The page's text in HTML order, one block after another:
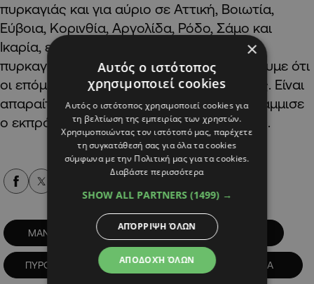
πυρκαγιάς και για αύριο σε Αττική, Βοιωτία,
Εύβοια, Κορινθία, Αργολίδα, Ρόδο, Σάμο και
Ικαρία, ενώ παραμένει υψηλός ο κίνδυνος
πυρκαγιάς σχεδόν σε όλη τη χώρα. Τονίζουμε ότι
οι επόμενες μέρες θα είναι πολύ δύσκολες. Είναι
απαραίτητη η προσοχή όλων μας» υπογράμμισε
ο εκπρόσωπος Τύπου της Πυροσβεστικής.
ΜΑΝΔΡΑ ΜΑΧΗ Πυρκαγιές
ΠΥΡΟΣΒΕΣΤΕΣ ΦΛΟΓΕΣ ΦΩΤΙΑ
×
Αυτός ο ιστότοπος
χρησιμοποιεί cookies
Αυτός ο ιστότοπος χρησιμοποιεί cookies για
τη βελτίωση της εμπειρίας των χρηστών.
Χρησιμοποιώντας τον ιστότοπό μας, παρέχετε
τη συγκατάθεσή σας για όλα τα cookies
σύμφωνα με την Πολιτική μας για τα cookies.
Διαβάστε περισσότερα
SHOW ALL PARTNERS (1499) →
ΑΠΟΔΟΧΉ ΌΛΩΝ
ΑΠΌΡΡΙΨΗ ΌΛΩΝ